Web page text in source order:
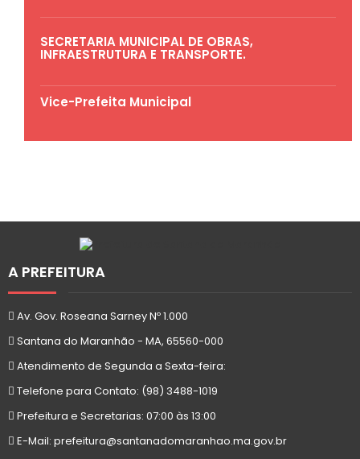
SECRETARIA MUNICIPAL DE OBRAS,
INFRAESTRUTURA E TRANSPORTE.
Vice-Prefeita Municipal
A PREFEITURA
Av. Gov. Roseana Sarney Nº 1.000
Santana do Maranhão - MA, 65560-000
Atendimento de Segunda a Sexta-feira:
Telefone para Contato: (98) 3488-1019
Prefeitura e Secretarias: 07:00 às 13:00
E-Mail: prefeitura@santanadomaranhao.ma.gov.br